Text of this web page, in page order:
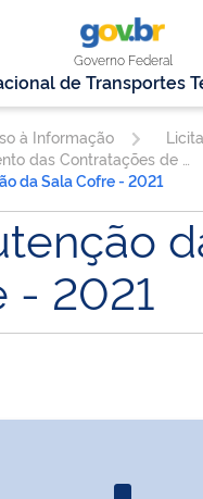
Governo Federal
de Transportes
à Informação
da Sala Cofre - 2021
- 2021